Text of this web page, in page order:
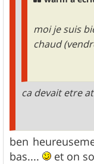
moi je suis
chaud
ca devait etre
ben
bas....
et on